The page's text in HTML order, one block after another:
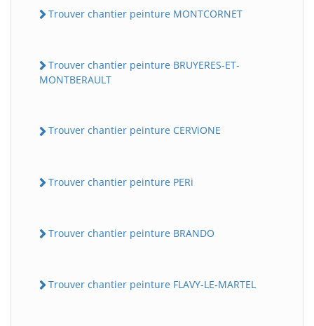
Trouver chantier peinture MONTCORNET
Trouver chantier peinture BRUYERES-ET-
MONTBERAULT
Trouver chantier peinture CERViONE
Trouver chantier peinture PERi
Trouver chantier peinture BRANDO
Trouver chantier peinture FLAVY-LE-MARTEL